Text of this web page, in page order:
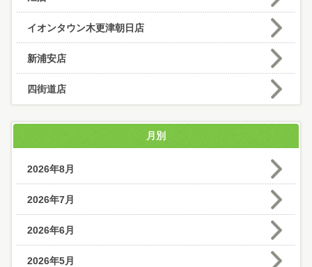
イオンタウン木更津朝日店
新浦安店
四街道店
月別
2026年8月
2026年7月
2026年6月
2026年5月